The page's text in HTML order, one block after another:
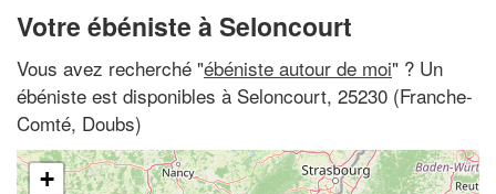
Votre ébéniste à Seloncourt
Vous avez recherché "ébéniste autour de moi" ? Un
ébéniste est disponibles à Seloncourt, 25230 (Franche-
Comté, Doubs)
+